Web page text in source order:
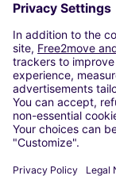
ONZE STEDEN
Paris
Madrid
Washington DC
Milaan
Rome
Turijn
Wenen
Berlijn
Düsseldorf